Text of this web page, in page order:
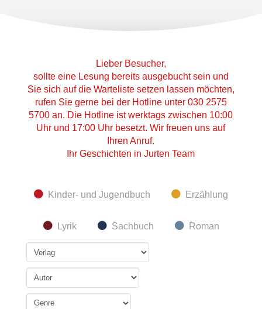
Lieber Besucher,
sollte eine Lesung bereits ausgebucht sein und
Sie sich auf die Warteliste setzen lassen möchten,
rufen Sie gerne bei der Hotline unter 030 2575
5700 an. Die Hotline ist werktags zwischen 10:00
Uhr und 17:00 Uhr besetzt. Wir freuen uns auf
Ihren Anruf.
Ihr Geschichten in Jurten Team
Kinder- und Jugendbuch Erzählung
Lyrik Sachbuch Roman